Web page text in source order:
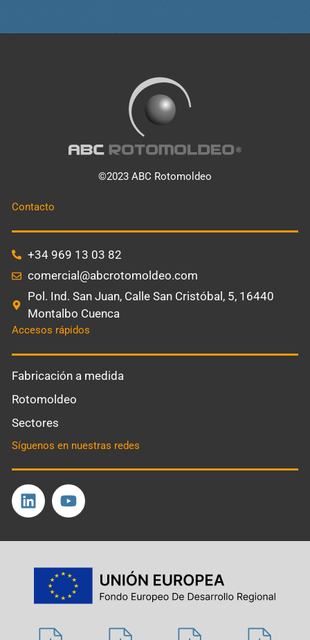
©2023 ABC Rotomoldeo
Contacto
+34 969 13 03 82
comercial@abcrotomoldeo.com
Pol. Ind. San Juan, Calle San Cristóbal, 5, 16440
Montalbo Cuenca
Accesos rápidos
Fabricación a medida
Rotomoldeo
Sectores
Síguenos en nuestras redes